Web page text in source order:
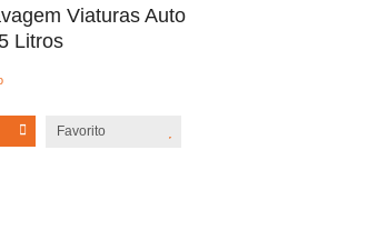
Viaturas Auto
Litros
Favorito